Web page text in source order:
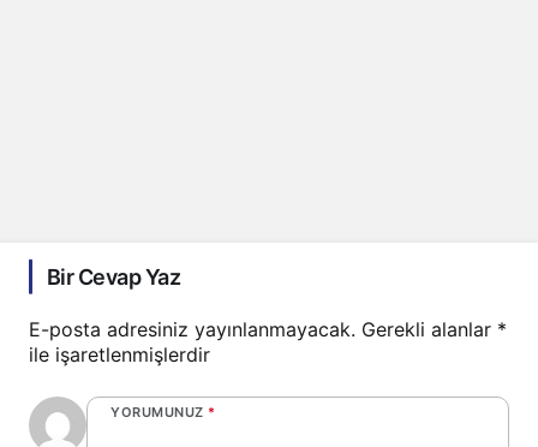
Bir Cevap Yaz
E-posta adresiniz yayınlanmayacak. Gerekli alanlar *
ile işaretlenmişlerdir
YORUMUNUZ *